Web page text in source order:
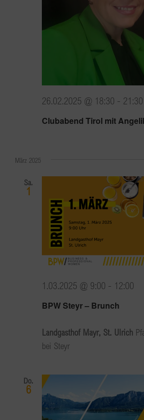
Clubabend Tirol mit
26.02.2025 @ 18:30 - 21:30
März 2025
Sa.
1
BPW Steyr – Brunch
1.03.2025 @ 9:00 - 12:00
Landgasthof Mayr, St. Ulrich
bei Steyr
Do.
6